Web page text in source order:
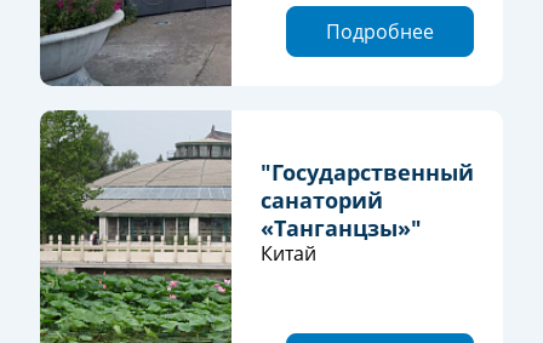
Подробнее
"Государственный
санаторий
«Танганцзы»"
Китай